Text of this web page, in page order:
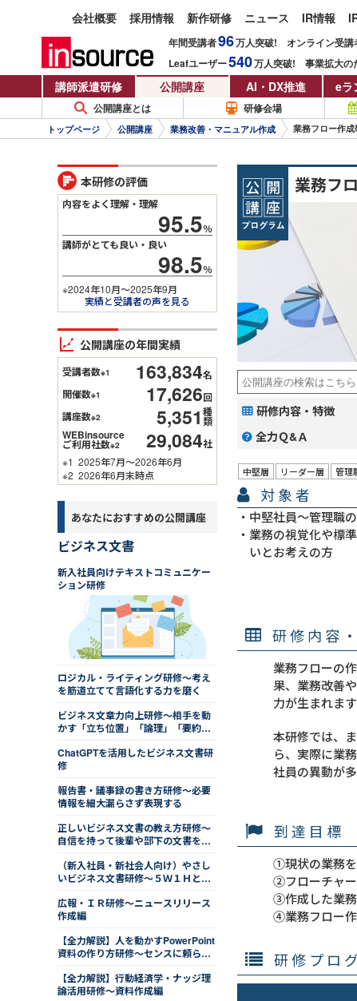
会社概要 採用情報 新作研修 ニュース IR情報
年間受講者96万人突破! オンライン受講
Leafユーザー540万人突破! 事業拡大の
講師派遣研修
公開講座 AI・DX推進 eラ
公開講座とは 研修会場
トップページ 公開講座 業務改善・マニュアル作成 業務フロー作
業務フ
研修内容・特徴
全力Ｑ&Ａ
対象者
中堅層 リーダー層 管理
中堅社員～管理職
業務の視覚化や標
いとお考えの方
研修内容
業務フローの
果、業務改善
力が生まれます
本研修では、
ら、実際に業
社員の異動が
到達目標
①現状の業務を
②フローチャー
③作成した業務
④業務フロー作
研修プロ
本研修の評価
内容をよく理解・理解
95.5％
講師がとても良い・良い
98.5％
※2024年10月～2025年9月
実績と受講者の声を見る
公開講座の年間実績
受講者数※1 163,834名
開催数※1 17,626回
講座数※2 5,351 種
類
WEBinsource
ご利用社数※2 29,084社
※1 2025年7月～2026年6月
※2 2026年6月末時点
あなたにおすすめの公開講座
ビジネス文書
新入社員向けテキストコミュニケー
ション研修
ロジカル・ライティング研修～考え
を筋道立てて言語化する力を磨く
ビジネス文章力向上研修～相手を動
かす「立ち位置」「論理」「要約」
ChatGPTを活用したビジネス文書研
修
報告書・議事録の書き方研修～必要
情報を細大漏らさず表現する
正しいビジネス文書の教え方研修～
自信を持って後輩や部下の文書を添
（新入社員・新社会人向け）やさし
いビジネス文書研修～５Ｗ１Ｈとデ
広報・ＩＲ研修～ニュースリリース
作成編
【全力解説】人を動かすPowerPoint
資料の作り方研修～センスに頼ら
る
【全力解説】行動経済学・ナッジ理
論活用研修～資料作成編